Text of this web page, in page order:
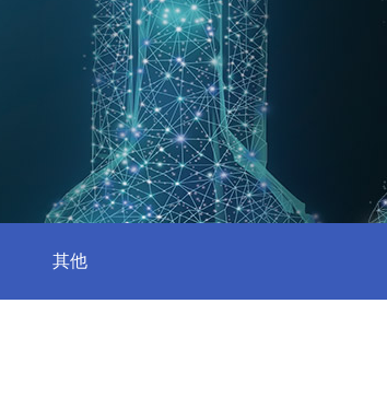
其他